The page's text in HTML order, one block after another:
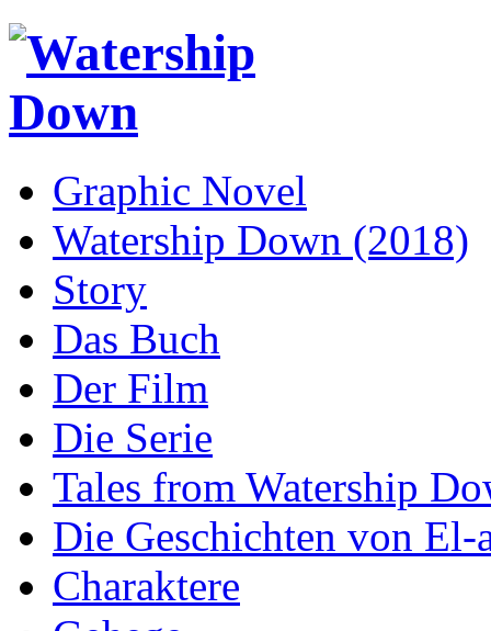
Graphic Novel
Watership Down (2018)
Story
Das Buch
Der Film
Die Serie
Tales from Watership
Die Geschichten von El-
Charaktere